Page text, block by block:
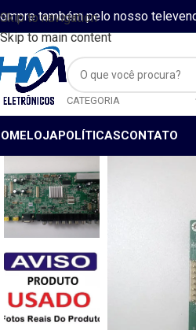
Skip to navigation
Skip to main content
também pelo nosso
CATEGORIA
LOJAPOLÍTICASCONTATO